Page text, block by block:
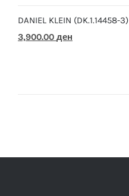
DANIEL KLEIN (DK.1.14458-3)
Original
3,900.00 ден